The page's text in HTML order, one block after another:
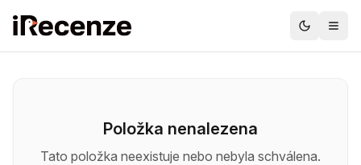
Položka nenalezena
Tato položka neexistuje nebo nebyla schválena.